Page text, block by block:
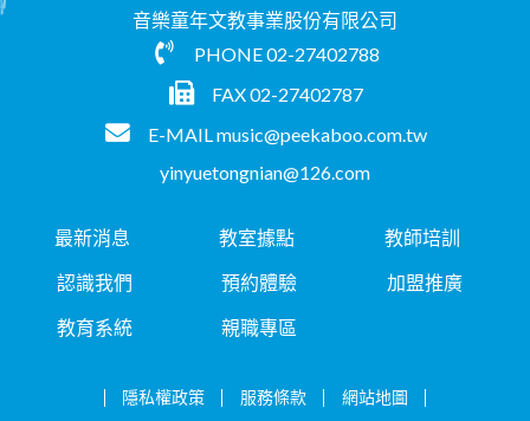
音樂童年文教事業股份有限公司
PHONE02-27402788
FAX 02-27402787
E-MAILmusic@peekaboo.com.tw
yinyuetongnian@126.com
最新消息 教室據點
教師培訓
認識我們
預約體驗
加盟推廣
教育系統
親職專區
隱私權政策 服務條款 網站地圖